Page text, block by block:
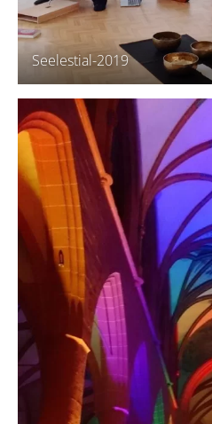
Seelestial-2019